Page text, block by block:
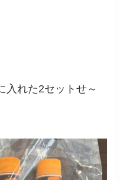
入れた2セットせ～